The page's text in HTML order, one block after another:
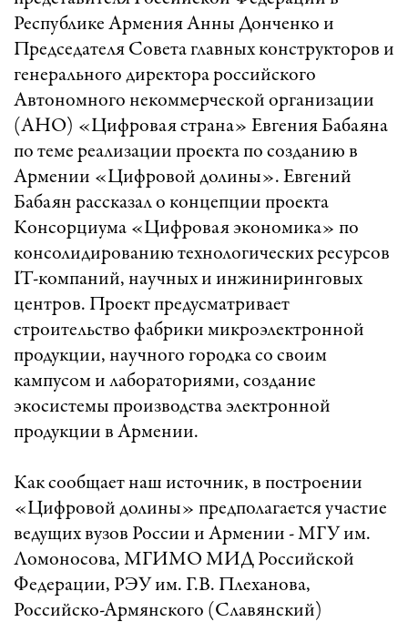
Республике Армения Анны Донченко и
Председателя Совета главных конструкторов и
генерального директора российского
Автономного некоммерческой организации
(АНО) «Цифровая страна» Евгения Бабаяна
по теме реализации проекта по созданию в
Армении «Цифровой долины». Евгений
Бабаян рассказал о концепции проекта
Консорциума «Цифровая экономика» по
консолидированию технологических ресурсов
IT-компаний, научных и инжиниринговых
центров. Проект предусматривает
строительство фабрики микроэлектронной
продукции, научного городка со своим
кампусом и лабораториями, создание
экосистемы производства электронной
продукции в Армении.
Как сообщает наш источник, в построении
«Цифровой долины» предполагается участие
ведущих вузов России и Армении - МГУ им.
Ломоносова, МГИМО МИД Российской
Федерации, РЭУ им. Г.В. Плеханова,
Российско-Армянского (Славянский)